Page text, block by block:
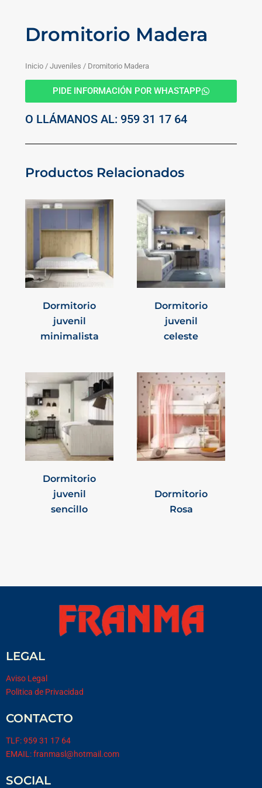
Dromitorio Madera
Inicio / Juveniles / Dromitorio Madera
PIDE INFORMACIÓN POR WHASTAPP
O LLÁMANOS AL: 959 31 17 64
Productos Relacionados
Dormitorio
juvenil
minimalista
Dormitorio
juvenil
celeste
Dormitorio
juvenil
sencillo
Dormitorio
Rosa
LEGAL
Aviso Legal
Politica de Privacidad
CONTACTO
TLF: 959 31 17 64
EMAIL: franmasl@hotmail.com
SOCIAL